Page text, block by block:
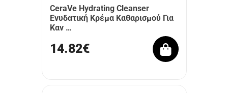
CeraVe Hydrating Cleanser
Ενυδατική Κρέμα Καθαρισμού Για
Καν …
14.82€